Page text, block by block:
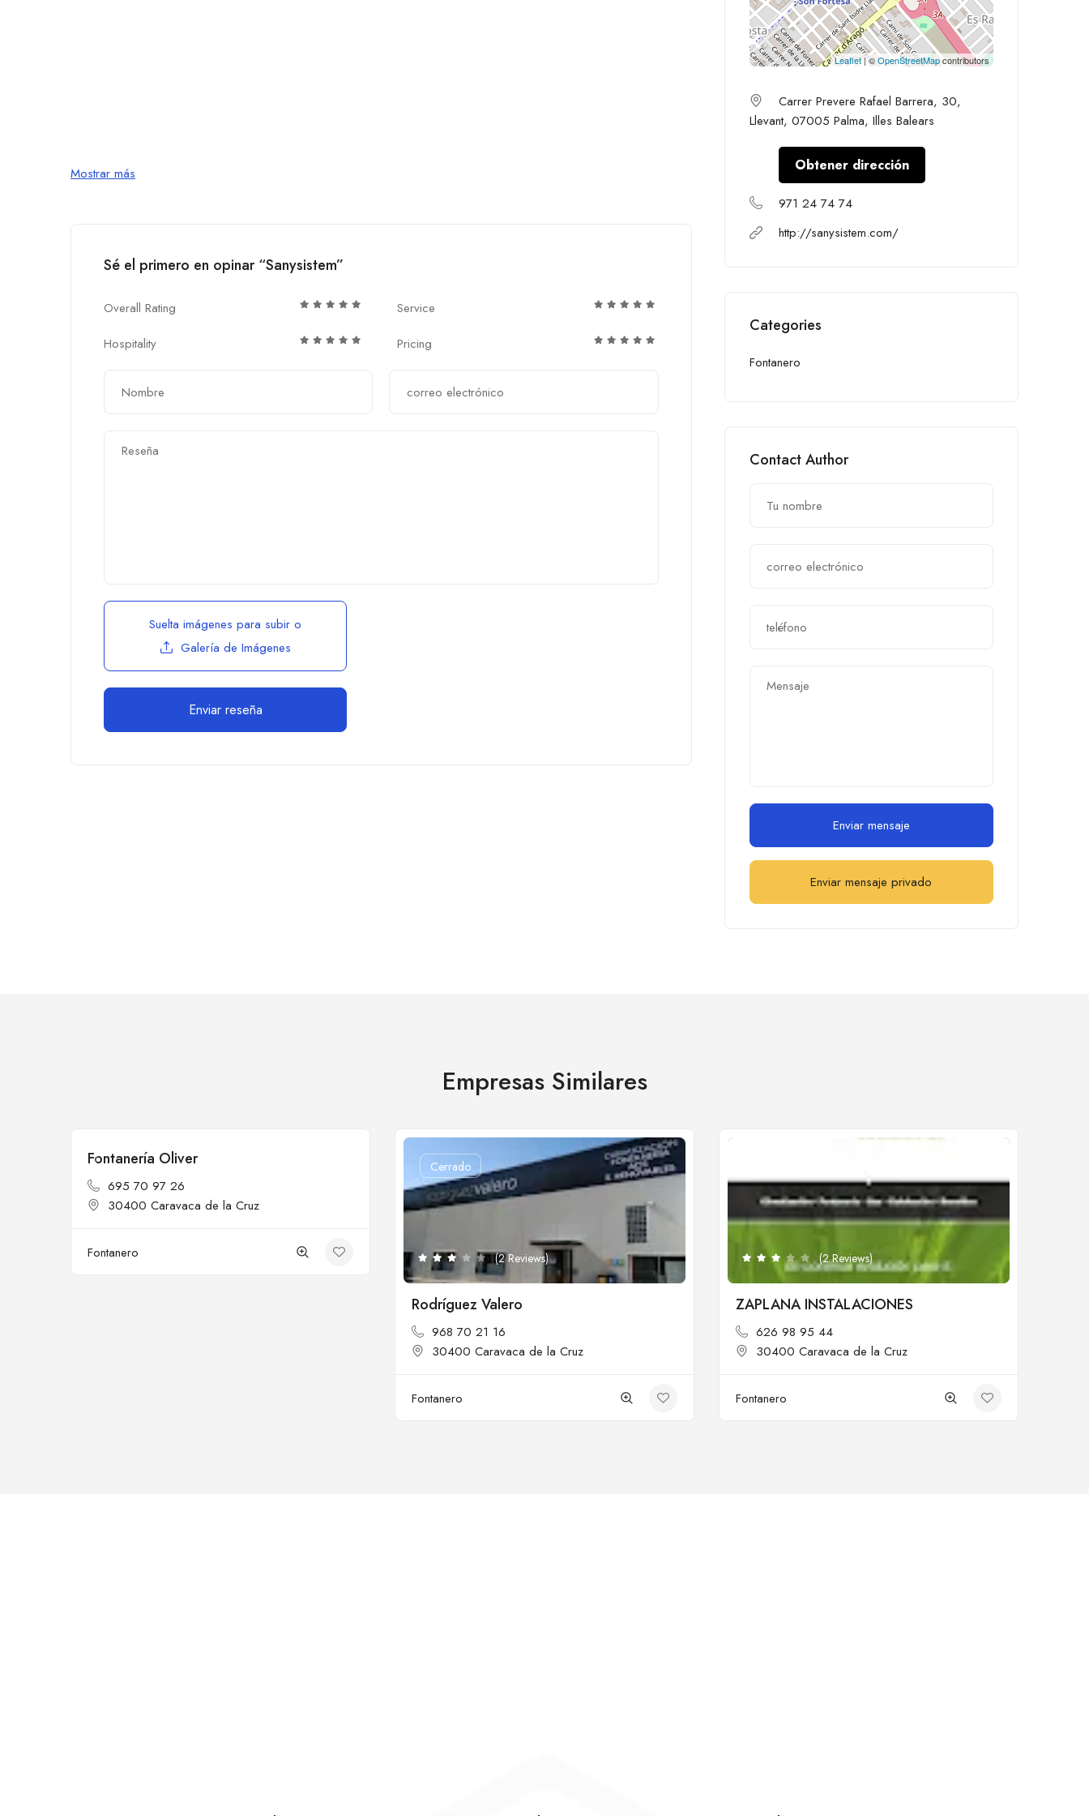
Mostrar más
Sé el primero en opinar “Sanysistem”
Overall Rating
Service
Hospitality
Pricing
Suelta imágenes para subir o
Galería de Imágenes
Leaflet| ©OpenStreetMapcontributors
Carrer Prevere Rafael Barrera, 30,
Llevant, 07005 Palma, Illes Balears
Obtener dirección
971 24 74 74
http://sanysistem.com/
Categories
Fontanero
Contact Author
Enviar mensaje
Enviar mensaje privado
Empresas Similares
Cerrado
Fontanería Oliver
695 70 97 26
30400 Caravaca de la Cruz
Fontanero
Cerrado
(2 Reviews)
Rodríguez Valero
968 70 21 16
30400 Caravaca de la Cruz
Fontanero
(2 Reviews)
ZAPLANA INSTALACIONES
626 98 95 44
30400 Caravaca de la Cruz
Fontanero